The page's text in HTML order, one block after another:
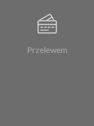
Przelewem